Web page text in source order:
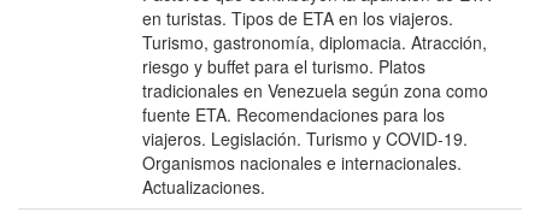
en turistas. Tipos de ETA en los viajeros.
Turismo, gastronomía, diplomacia. Atracción,
riesgo y buffet para el turismo. Platos
tradicionales en Venezuela según zona como
fuente ETA. Recomendaciones para los
viajeros. Legislación. Turismo y COVID-19.
Organismos nacionales e internacionales.
Actualizaciones.